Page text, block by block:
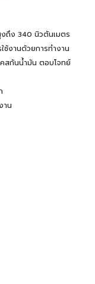
ถึง 340 นิวตันเมตร
ช้งานด้วยการทำงาน
สกันน้ำมัน ตอบโจทย์
าน